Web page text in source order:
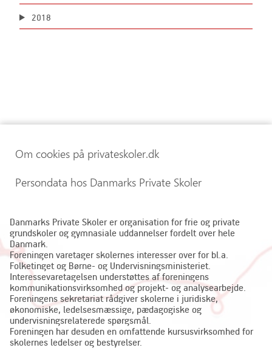
2018
Om cookies på privateskoler.dk
Persondata hos Danmarks Private Skoler
Danmarks Private Skoler er organisation for frie og private
grundskoler og gymnasiale uddannelser fordelt over hele
Danmark.
Foreningen varetager skolernes interesser over for bl.a.
Folketinget og Børne- og Undervisningsministeriet.
Interessevaretagelsen understøttes af foreningens
kommunikationsvirksomhed og projekt- og analysearbejde.
Foreningens sekretariat rådgiver skolerne i juridiske,
økonomiske, ledelsesmæssige, pædagogiske og
undervisningsrelaterede spørgsmål.
Foreningen har desuden en omfattende kursusvirksomhed for
skolernes ledelser og bestyrelser.